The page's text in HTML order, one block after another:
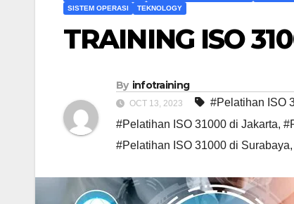
SISTEM OPERASI
TEKNOLOGY
TRAINING ISO
By infotraining
OCT 13, 2023 #Pelatihan ISO
#Pelatihan ISO 31000 di Jakarta,
#Pelatihan ISO 31000 di Surabaya,